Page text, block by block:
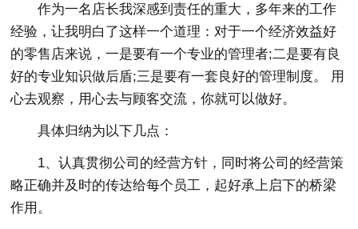
作为一名店长我深感到责任的重大，多年来的工作
经验，让我明白了这样一个道理：对于一个经济效益好
的零售店来说，一是要有一个专业的管理者;二是要有良
好的专业知识做后盾;三是要有一套良好的管理制度。 用
心去观察，用心去与顾客交流，你就可以做好。
具体归纳为以下几点：
1、认真贯彻公司的经营方针，同时将公司的经营策
略正确并及时的传达给每个员工，起好承上启下的桥梁
作用。